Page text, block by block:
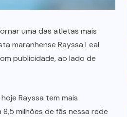
uma das atletas mais
maranhense Rayssa Leal
publicidade, ao lado de
Rayssa tem mais
milhões de fãs nessa rede